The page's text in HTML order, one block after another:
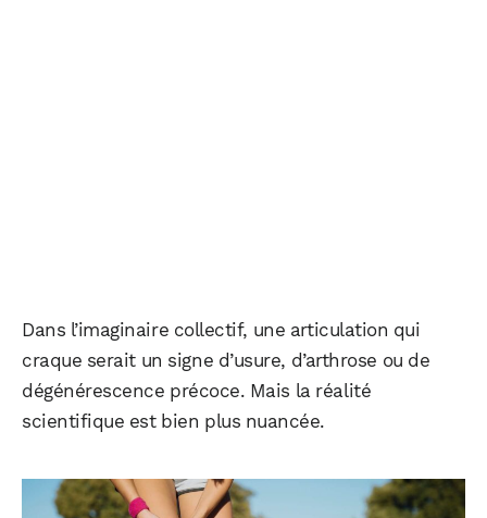
Dans l’imaginaire collectif, une articulation qui
craque serait un signe d’usure, d’arthrose ou de
dégénérescence précoce. Mais la réalité
scientifique est bien plus nuancée.